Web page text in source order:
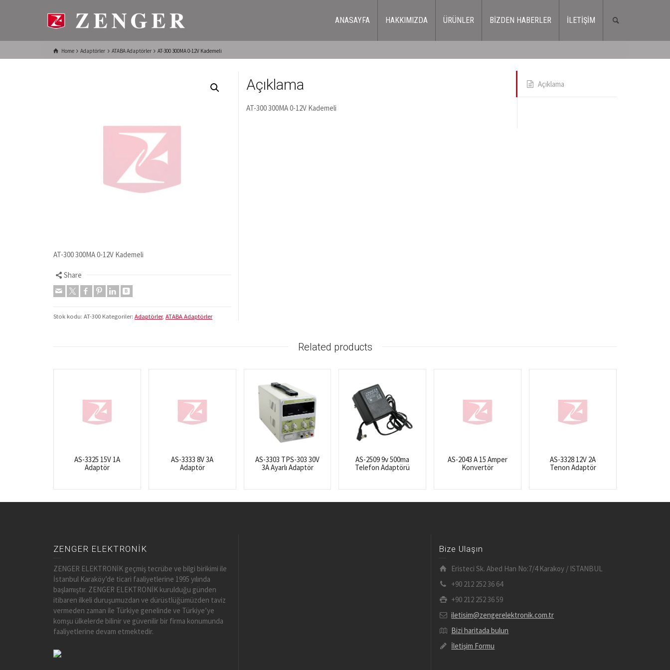
ANASAYFA HAKKIMIZDA ÜRÜNLER BİZDEN HABERLER İLETİŞİM
Home Adaptörler ATABA Adaptörler AT-300 300MA 0-12V Kademeli
AT-300 300MA 0-12V Kademeli
Share
Stok kodu: AT-300 Kategoriler: Adaptörler, ATABA Adaptörler
Açıklama
Açıklama
AT-300 300MA 0-12V Kademeli
Related products
AS-3325 15V 1A
Adaptör
AS-3333 8V 3A
Adaptör
AS-3303 TPS-303 30V
3A Ayarlı Adaptör
AS-2509 9v 500ma
Telefon Adaptörü
AS-2043 A 15 Amper
Konvertör
AS-3328 12V 2A
Tenon Adaptör
ZENGER ELEKTRONİK
ZENGER ELEKTRONİK geçmiş tecrübe ve bilgi birikimi ile
İstanbul Karaköy’de ticari faaliyetlerine 1995 yılında
başlamıştır. ZENGER ELEKTRONİK kurulduğu günden
itibaren ilkeli duruşumuzdan ve dürüstlüğümüzden taviz
vermeden zaman ile Türkiye genelinde ve Türkiye’ye
komşu ülkelerde bilinir ve güvenilir bir firma konumunda
faaliyetlerine devam etmektedir.
Bize Ulaşın
Eristeci Sk. Abed Han No:7/4 Karakoy / ISTANBUL
+90 212 252 36 64
+90 212 252 36 59
iletisim@zengerelektronik.com.tr
Bizi haritada bulun
İletişim Formu